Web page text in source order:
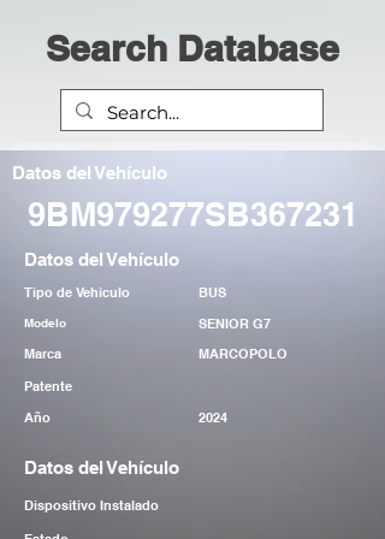
Search Database
Datos del Vehículo
9BM979277SB367231
Datos del Vehículo
Tipo de Vehiculo BUS
Modelo
SENIOR G7
Marca
MARCOPOLO
Patente
Año
2024
Datos del Vehículo
Dispositivo Instalado